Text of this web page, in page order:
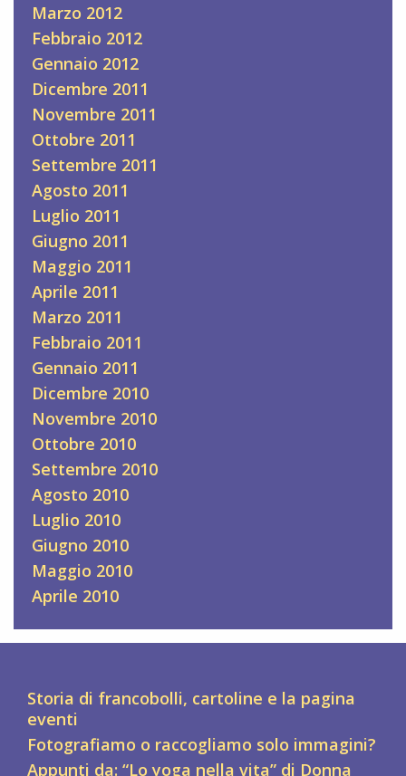
Marzo 2012
Febbraio 2012
Gennaio 2012
Dicembre 2011
Novembre 2011
Ottobre 2011
Settembre 2011
Agosto 2011
Luglio 2011
Giugno 2011
Maggio 2011
Aprile 2011
Marzo 2011
Febbraio 2011
Gennaio 2011
Dicembre 2010
Novembre 2010
Ottobre 2010
Settembre 2010
Agosto 2010
Luglio 2010
Giugno 2010
Maggio 2010
Aprile 2010
Storia di francobolli, cartoline e la pagina
eventi
Fotografiamo o raccogliamo solo immagini?
Appunti da: “Lo yoga nella vita” di Donna